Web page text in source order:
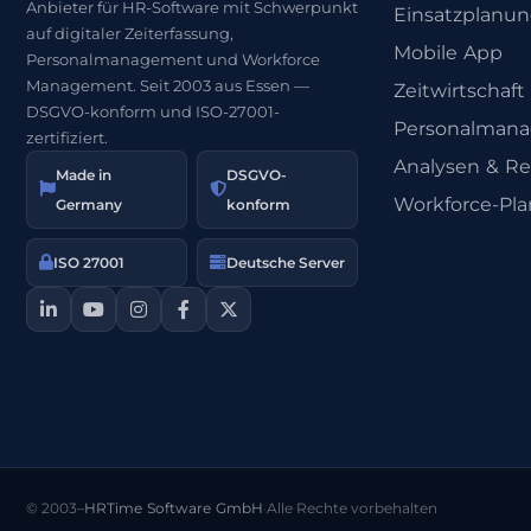
Anbieter für HR-Software mit Schwerpunkt
auf digitaler Zeiterfassung,
Personalmanagement und Workforce
Management. Seit 2003 aus Essen —
DSGVO-konform und ISO-27001-
zertifiziert.
Made in
Germany
DSGVO-
konform
ISO 27001 Deutsche Server
Mobile App
Zeitwirtschaft
Analysen &
Workforce-
© 2003–HRTime Software GmbH·Alle Rechte vorbehalten